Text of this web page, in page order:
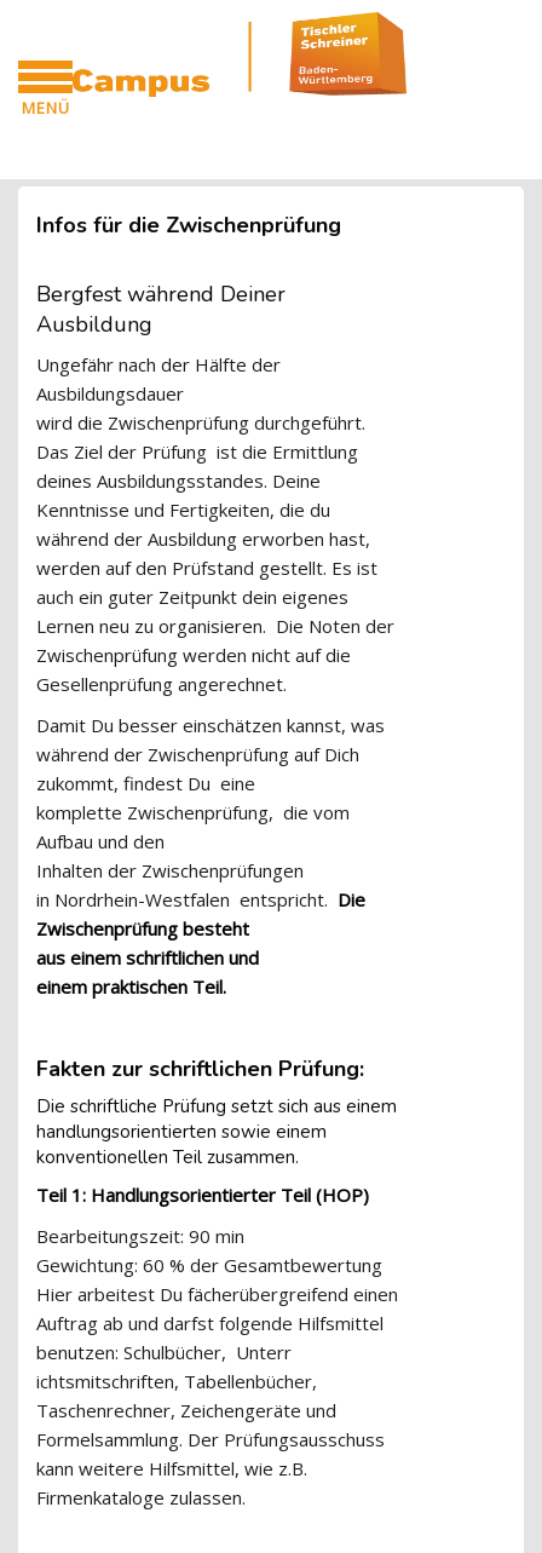
MENÜ
Zum Hauptinhalt
Blöcke
Blöcke
Infos für die Zwischenprüfung
Bergfestwährend Deiner
Ausbildung
Ungefähr nach der Hälfte der
Ausbildungsdauer
wird die Zwischenprüfung durchgeführt.
Das Ziel der Prüfung ist die Ermittlung
deines Ausbildungsstandes. Deine
Kenntnisse und Fertigkeiten, die du
während der Ausbildung erworben hast,
werden auf den Prüfstand gestellt. Es ist
auch ein guter Zeitpunkt dein eigenes
Lernen neu zu organisieren. Die Noten der
Zwischenprüfung werden nicht auf die
Gesellenprüfung angerechnet.
Damit Du besser einschätzen kannst, was
während der Zwischenprüfung auf Dich
zukommt, findest Du eine
komplette Zwischenprüfung, die vom
Aufbau und den
Inhalten der Zwischenprüfungen
in Nordrhein-Westfalen entspricht. Die
Zwischenprüfung besteht
aus einem schriftlichen und
einem praktischen Teil.
Fakten zur schriftlichen Prüfung:
Die schriftliche Prüfung setzt sich aus einem
handlungsorientierten sowie einem
konventionellen Teil zusammen.
Teil 1: Handlungsorientierter Teil (HOP)
Bearbeitungszeit: 90 min
Gewichtung: 60 % der Gesamtbewertung
Hier arbeitest Du fächerübergreifend einen
Auftrag ab und darfst folgende Hilfsmittel
benutzen: Schulbücher, Unterr
ichtsmitschriften, Tabellenbücher,
Taschenrechner, Zeichengeräte und
Formelsammlung. Der Prüfungsausschuss
kann weitere Hilfsmittel, wie z.B.
Firmenkataloge zulassen.